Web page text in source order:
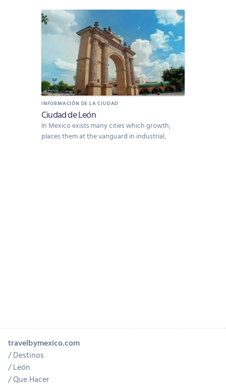
INFORMACIÓN DE LA CIUDAD
Ciudad de León
In Mexico exists many cities which growth,
places them at the vanguard in industrial,
travelbymexico.com
Destinos
León
Que Hacer